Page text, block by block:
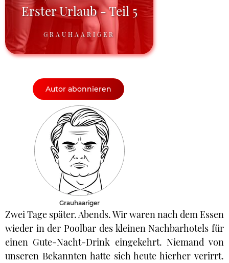
Erster Urlaub - Teil 5
GRAUHAARIGER
Autor abonnieren
Grauhaariger
Zwei Tage später. Abends. Wir waren nach dem Essen
wieder in der Poolbar des kleinen Nachbarhotels für
einen Gute-Nacht-Drink eingekehrt. Niemand von
unseren Bekannten hatte sich heute hierher verirrt.